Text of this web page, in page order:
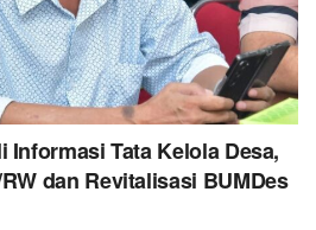
Informasi Tata Kelola Desa,
dan Revitalisasi BUMDes